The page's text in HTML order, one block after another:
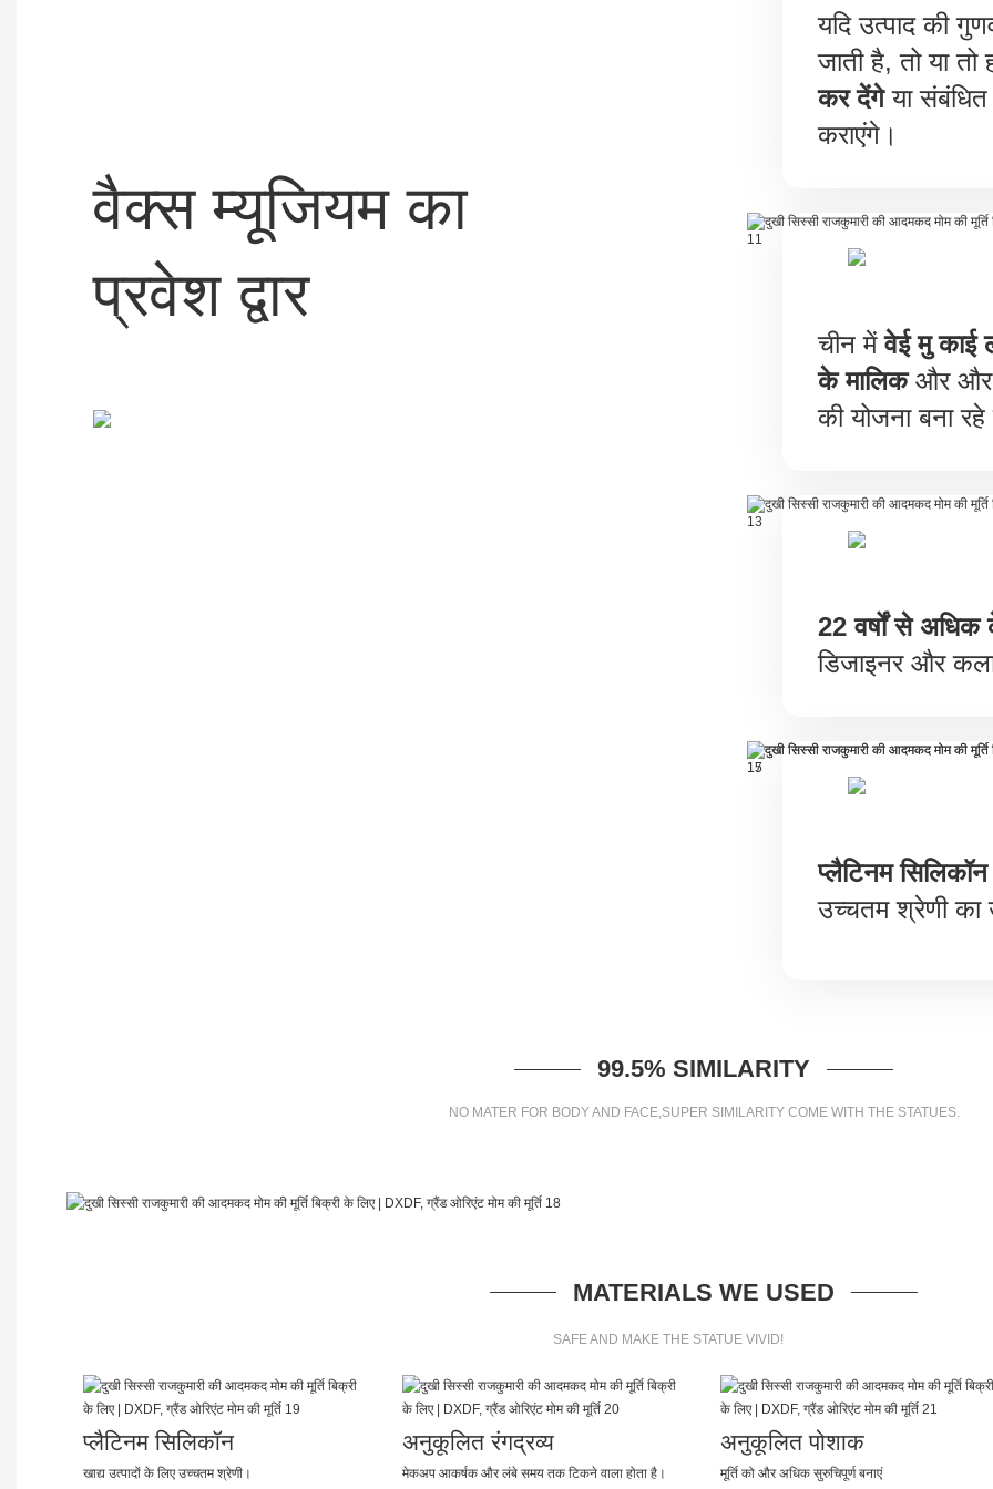
वैक्स म्यूजियम का
प्रवेश द्वार
यदि उत्पाद की
जाती है, तो या
कर देंगेया संबंधित
कराएंगे।
चीन मेंवेई मु काई
के मालिकऔर और
की योजना बना
22 वर्षों से
डिजाइनर और
प्लैटिनम सिलिकॉन
उच्चतम श्रेणी का
99.5% SIMILARITY
NO MATER FOR BODY AND FACE,SUPER SIMILARITY COME WITH THE STATUES.
MATERIALS WE USED
SAFE AND MAKE THE STATUE VIVID!
प्लैटिनम सिलिकॉन
खाद्य उत्पादों के लिए उच्चतम श्रेणी।
अनुकूलित रंगद्रव्य
मेकअप आकर्षक और लंबे समय तक टिकने वाला होता है।
अनुकूलित पोशाक
मूर्ति को और अधिक सुरुचिपूर्ण बनाएं